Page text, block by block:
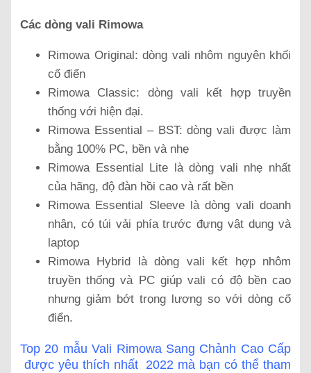
Các dòng vali Rimowa
Rimowa Original: dòng vali nhôm nguyên khối
cổ điển
Rimowa Classic: dòng vali kết hợp truyền
thống với hiện đại.
Rimowa Essential – BST: dòng vali được làm
bằng 100% PC, bền và nhẹ
Rimowa Essential Lite là dòng vali nhẹ nhất
của hãng, độ đàn hồi cao và rất bền
Rimowa Essential Sleeve là dòng vali doanh
nhân, có túi vải phía trước đựng vật dụng và
laptop
Rimowa Hybrid là dòng vali kết hợp nhôm
truyền thống và PC giúp vali có độ bền cao
nhưng giảm bớt trọng lượng so với dòng cổ
điển.
Top 20 mẫu Vali Rimowa Sang Chảnh Cao Cấp
được yêu thích nhất 2022 mà bạn có thể tham